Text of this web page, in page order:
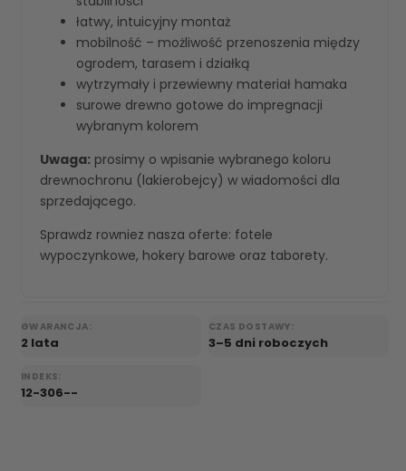
łatwy, intuicyjny montaż
mobilność – możliwość przenoszenia między
ogrodem, tarasem i działką
wytrzymały i przewiewny materiał hamaka
surowe drewno gotowe do impregnacji
wybranym kolorem
Uwaga: prosimy o wpisanie wybranego koloru
drewnochronu (lakierobejcy) w wiadomości dla
sprzedającego.
Sprawdz rowniez nasza oferte: fotele
wypoczynkowe, hokery barowe oraz taborety.
GWARANCJA:
2 lata
CZAS DOSTAWY:
3–5 dni roboczych
INDEKS:
12-306--